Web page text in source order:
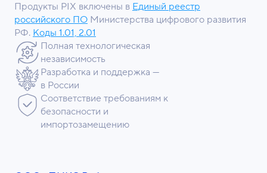
Продукты PIX включены в Единый реестр
российского ПО Министерства цифрового развития
РФ. Коды 1.01, 2.01
Полная технологическая
независимость
Разработка и поддержка —
в России
Соответствие требованиям к
безопасности и
импортозамещению